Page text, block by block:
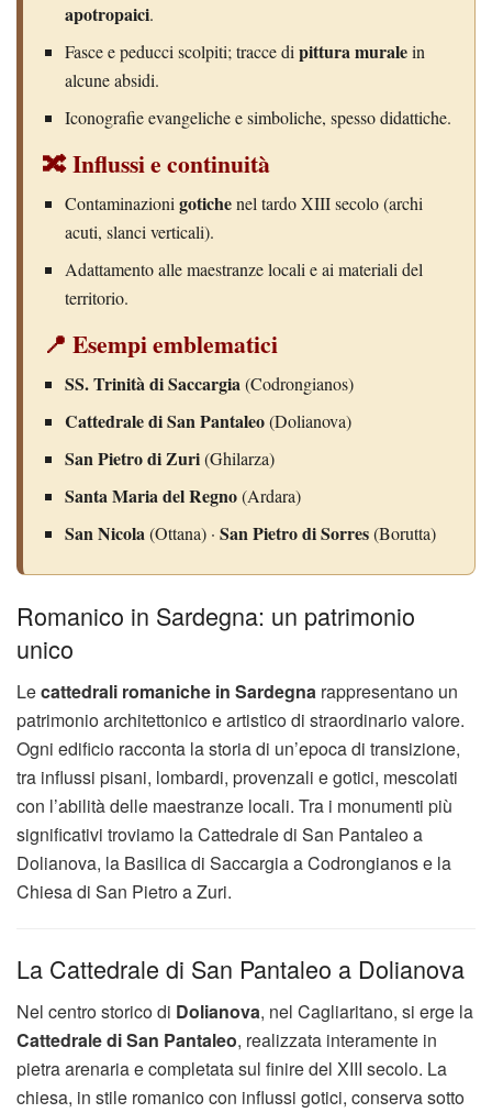
apotropaici.
Fasce e peducci scolpiti; tracce di pittura muralein
alcune absidi.
Iconografie evangeliche e simboliche, spesso didattiche.
🔀 Influssi e continuità
Contaminazioni gotichenel tardo XIII secolo (archi
acuti, slanci verticali).
Adattamento alle maestranze locali e ai materiali del
territorio.
📍 Esempi emblematici
SS. Trinità di Saccargia(Codrongianos)
Cattedrale di San Pantaleo(Dolianova)
San Pietro di Zuri(Ghilarza)
Santa Maria del Regno(Ardara)
San Nicola(Ottana) · San Pietro di Sorres(Borutta)
Romanico in Sardegna: un patrimonio
unico
Lecattedrali romaniche in Sardegna rappresentano un
patrimonio architettonico e artistico di straordinario valore.
Ogni edificio racconta la storia di un’epoca di transizione,
tra influssi pisani, lombardi, provenzali e gotici, mescolati
con l’abilità delle maestranze locali. Tra i monumenti più
significativi troviamo la Cattedrale di San Pantaleo a
Dolianova, la Basilica di Saccargia a Codrongianos e la
Chiesa di San Pietro a Zuri.
La Cattedrale di San Pantaleo a Dolianova
Nel centro storico di Dolianova, nel Cagliaritano, si erge la
Cattedrale di San Pantaleo, realizzata interamente in
pietra arenaria e completata sul finire del XIII secolo. La
chiesa, in stile romanico con influssi gotici, conserva sotto